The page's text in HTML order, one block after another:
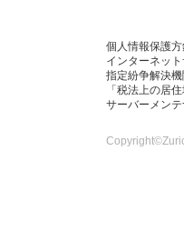
個人情報保護方
インターネッ
指定紛争解決
「税法上の居
サーバーメン